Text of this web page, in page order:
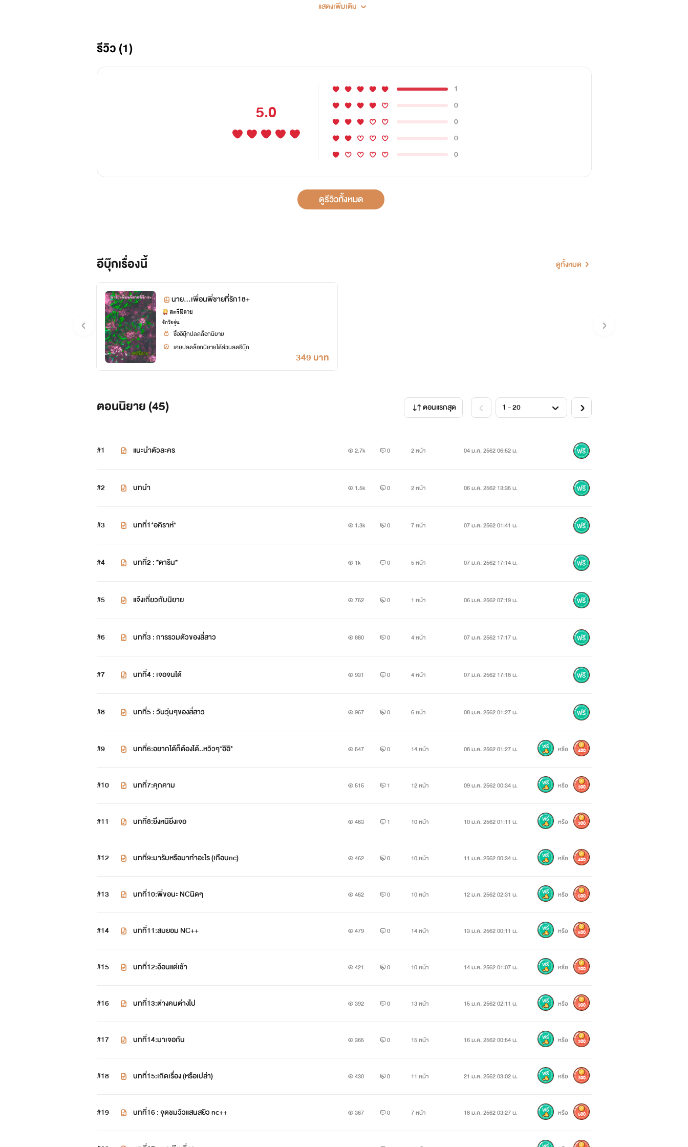
@92*HYUNSEOK,@abchuthai,@jsughoon
*โปรดทราบและทำความเข้าใจก่อนอ่าน*
*ภาพทุกภาพผู้เขียนนำมาจากอินตราแกรม/เน็ต และสื่อออนไลน์ต่างๆ บุคคลในภาพไม่มีความเกี่ยวข้องกับนิยายเรื่องนี้แต่อย่างใดผู้เขียนนำมา
ลงเพื่อเป็นอินเมทให้เพิ่มอรรถรสให้กับผู้อ่านเท่านั้นไม่มีเจตนาอื่นใดๆ
*
สงวนสิทธิ์ตามราชบัญญัติพุทธศาราช 2561
หากฝ่าฝืนมีบทลงโทษตามพระราชบัญญัติสูงสุดตามกฎหมาย พระราชบัญญัติ 2537
แสดงเพิ่มเติม
รีวิว (1)
5.0
1
0
0
0
0
ดูรีวิวทั้งหมด
อีบุ๊กเรื่องนี้ ดูทั้งหมด
นาย...เพื่อนพี่ชายที่รัก18+
สตรีมีลาย
รักวัยรุ่น
ซื้ออีบุ๊กปลดล็อกนิยาย
เคยปลดล็อกนิยายได้ส่วนลดอีบุ๊ก
349 บาท
ตอนนิยาย (45) ตอนแรกสุด
#1 แนะนำตัวละคร 2.7k 0 2 หน้า 04 ม.ค. 2562 06:52 น.
#2 บทนำ 1.5k 0 2 หน้า 06 ม.ค. 2562 13:35 น.
#3 บทที่1*อคิราห์* 1.3k 0 7 หน้า 07 ม.ค. 2562 01:41 น.
#4 บทที่2 : *ดาริน* 1k 0 5 หน้า 07 ม.ค. 2562 17:14 น.
#5 แจ้งเกี่ยวกับนิยาย 762 0 1 หน้า 06 ม.ค. 2562 07:19 น.
#6 บทที่3 : การรวมตัวของสี่สาว 880 0 4 หน้า 07 ม.ค. 2562 17:17 น.
#7 บทที่4 : เจอจนได้ 931 0 4 หน้า 07 ม.ค. 2562 17:18 น.
#8 บทที่5 : วันวุ่นๆของสี่สาว 967 0 6 หน้า 08 ม.ค. 2562 01:27 น.
#9 บทที่6:อยากได้ก็ต้องได้..หวิวๆ*อิอิ* 547 0 14 หน้า 08 ม.ค. 2562 01:27 น. หรือ 400
#10 บทที่7:คุกคาม 515 1 12 หน้า 09 ม.ค. 2562 00:34 น. หรือ 300
#11 บทที่8:ยิ่งหนียิ่งเจอ 463 1 10 หน้า 10 ม.ค. 2562 01:11 น. หรือ 300
#12 บทที่9:มารับหรือมาทำอะไร (เกือบnc) 462 0 10 หน้า 11 ม.ค. 2562 00:34 น. หรือ 400
#13 บทที่10:พี่ขอนะ NCนิดๆ 462 0 10 หน้า 12 ม.ค. 2562 02:31 น. หรือ 500
#14 บทที่11:สมยอม NC++ 479 0 14 หน้า 13 ม.ค. 2562 00:11 น. หรือ 500
#15 บทที่12:อ้อนแต่เช้า 421 0 10 หน้า 14 ม.ค. 2562 01:07 น. หรือ 300
#16 บทที่13:ต่างคนต่างไป 392 0 13 หน้า 15 ม.ค. 2562 02:11 น. หรือ 300
#17 บทที่14:มาเจอกัน 365 0 15 หน้า 16 ม.ค. 2562 00:54 น. หรือ 300
#18 บทที่15:เกิดเรื่อง (หรือเปล่า) 430 0 11 หน้า 21 ม.ค. 2562 03:02 น. หรือ 300
#19 บทที่16 : จุดชมวิวแสนสยิว nc++ 367 0 7 หน้า 18 ม.ค. 2562 03:27 น. หรือ 500